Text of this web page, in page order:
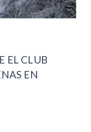
EL CLUB
EN